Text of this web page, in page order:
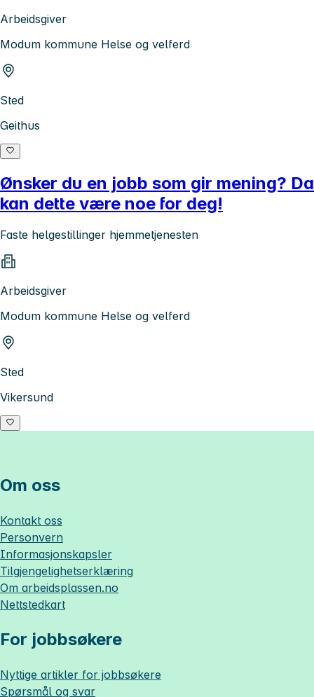
Arbeidsgiver
Modum kommune Helse og velferd
Sted
Geithus
Ønsker du en jobb som gir mening? Da
kan dette være noe for deg!
Faste helgestillinger hjemmetjenesten
Arbeidsgiver
Modum kommune Helse og velferd
Sted
Vikersund
Om oss
Kontakt oss
Personvern
Informasjonskapsler
Tilgjengelighetserklæring
Om arbeidsplassen.no
Nettstedkart
For jobbsøkere
Nyttige artikler for jobbsøkere
Spørsmål og svar